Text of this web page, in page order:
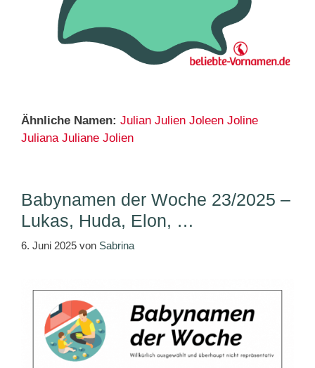
Ähnliche Namen: Julian Julien Joleen Joline
Juliana Juliane Jolien
Babynamen der Woche 23/2025 –
Lukas, Huda, Elon, …
6. Juni 2025 von Sabrina